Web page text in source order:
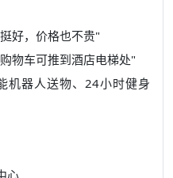
好，价格也不贵"
物车可推到酒店电梯处"
机器人送物、24小时健身
心